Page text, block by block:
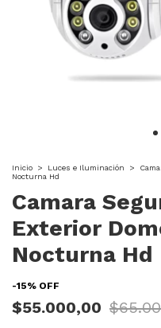
Inicio > Luces e Iluminación >
Nocturna Hd
Camara
Exterior
Nocturna Hd
-15% OFF
$55.000,00